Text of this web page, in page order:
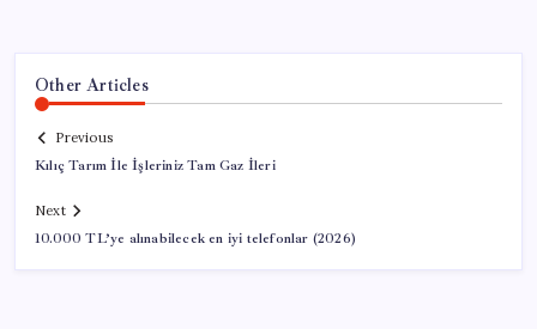
Other Articles
Previous
Kılıç Tarım İle İşleriniz Tam Gaz İleri
Next
10.000 TL’ye alınabilecek en iyi telefonlar (2026)